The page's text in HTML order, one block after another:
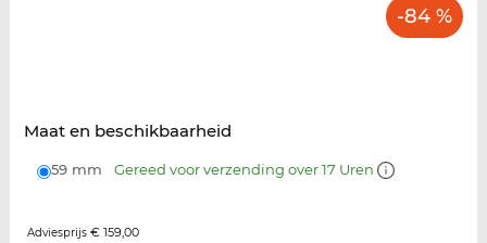
-84 %
Maat en beschikbaarheid
59 mm Gereed voor verzending over 17 Uren
Adviesprijs € 159,00